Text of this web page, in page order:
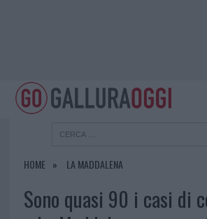
HOME LA MADDALENA
Sono quasi 90 i casi di